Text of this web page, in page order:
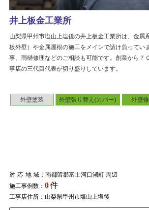
外壁塗装 外壁張り替え(カバー) 外壁
対応地域：南都留郡富士河口湖町 周辺
施工事例数： 0件
工事店住所：山梨県甲州市塩山上塩後
井上板金工業所
山梨県甲州市塩山上塩後の井上板金工業所は、金属
板外壁）や金属屋根の施工をメインで請け負ってい
事、雨樋修理などのご相談も可能です。創業から７
事店の三代目代表が切り盛りしています。